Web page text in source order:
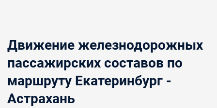
Движение железнодорожных
пассажирских составов по
маршруту Екатеринбург -
Астрахань